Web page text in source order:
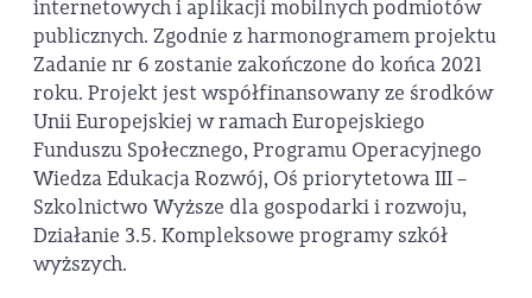
internetowych i aplikacji mobilnych podmiotów
publicznych. Zgodnie z harmonogramem projektu
Zadanie nr 6 zostanie zakończone do końca 2021
roku. Projekt jest współfinansowany ze środków
Unii Europejskiej w ramach Europejskiego
Funduszu Społecznego, Programu Operacyjnego
Wiedza Edukacja Rozwój, Oś priorytetowa III –
Szkolnictwo Wyższe dla gospodarki i rozwoju,
Działanie 3.5. Kompleksowe programy szkół
wyższych.